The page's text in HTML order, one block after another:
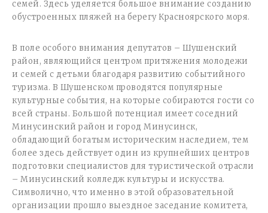
семей. Здесь уделяется большое внимание созданию
обустроенных пляжей на берегу Красноярского моря.
В поле особого внимания депутатов – Шушенский
район, являющийся центром притяжения молодежи
и семей с детьми благодаря развитию событийного
туризма. В Шушенском проводятся популярные
культурные события, на которые собираются гости со
всей страны. Большой потенциал имеет соседний
Минусинский район и город Минусинск,
обладающий богатым историческим наследием, тем
более здесь действует один из крупнейших центров
подготовки специалистов для туристической отрасли
– Минусинский колледж культуры и искусства.
Символично, что именно в этой образовательной
организации прошло выездное заседание комитета,